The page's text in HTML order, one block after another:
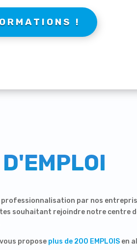
!
par nos
souhaitant rejoindre notre centre
propose plus de 200 EMPLOIS en